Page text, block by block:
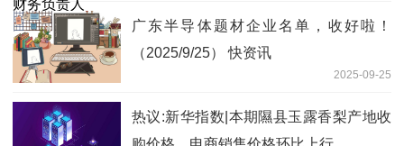
广东半导体题材企业名单，收好啦！
（2025/9/25） 快资讯
2025-09-25
热议:新华指数|本期隰县玉露香梨产地收